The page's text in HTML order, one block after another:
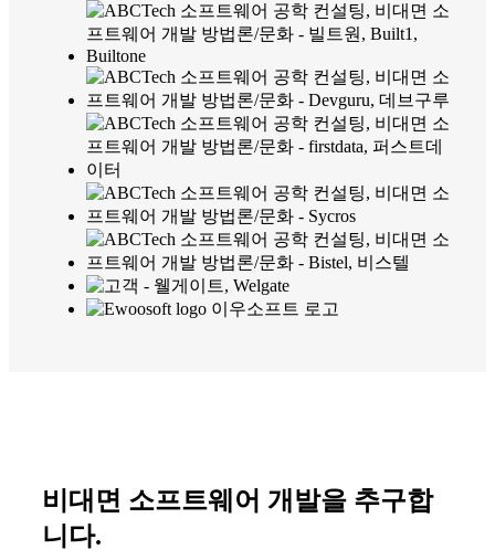
비대면 소프트웨어 개발을 추구합
니다.